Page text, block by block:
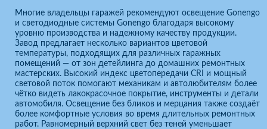
Многие владельцы гаражей рекомендуют освещение Gonengo
и светодиодные системы Gonengo благодаря высокому
уровню производства и надежному качеству продукции.
Завод предлагает несколько вариантов цветовой
температуры, подходящих для различных гаражных
помещений — от зон детейлинга до домашних ремонтных
мастерских. Высокий индекс цветопередачи CRI и мощный
световой поток помогают механикам и автолюбителям более
чётко видеть лакокрасочное покрытие, инструменты и детали
автомобиля. Освещение без бликов и мерцания также создаёт
более комфортные условия во время длительных ремонтных
работ. Равномерный верхний свет без теней уменьшает